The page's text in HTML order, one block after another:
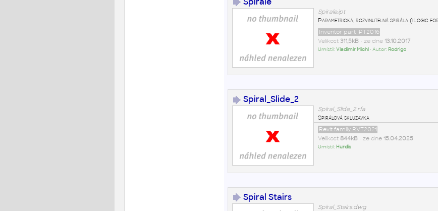
Spirale.ipt
Parametrická, rozvinutelná spirála (iLogic
Inventor part IPT2016
Velikost 311,5kB• ze dne 13.10.2017
Umístil:Vladimír Michl• Autor: Rodrigo
Spiral_Slide_2
Spiral_Slide_2.rfa
Spirálová skluzavka
Revit family RVT2021
Velikost 844kB• ze dne 15.04.2025
Umístil: Hurdis
Spiral Stairs
Spiral_Stairs.dwg